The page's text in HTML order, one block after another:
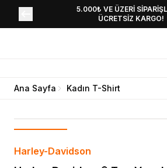
5.000₺ VE ÜZERİ
ÜCRETSİZ KARGO!
YENİ SEZON KOLEKSİYONU
HEMEN KEŞFET!
Ana Sayfa Kadın T-Shirt
Harley-Davidson